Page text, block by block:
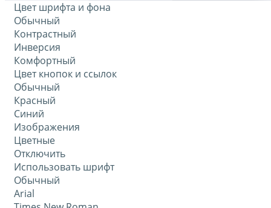
Цвет шрифта и фона
Обычный
Контрастный
Инверсия
Комфортный
Цвет кнопок и ссылок
Обычный
Красный
Синий
Изображения
Цветные
Отключить
Использовать шрифт
Обычный
Arial